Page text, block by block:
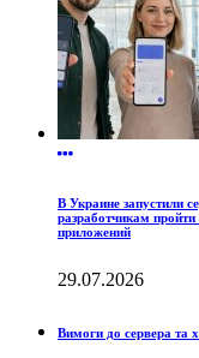
В Украине запустили
разработчикам
приложений
29.07.2026
Вимоги до сервера та